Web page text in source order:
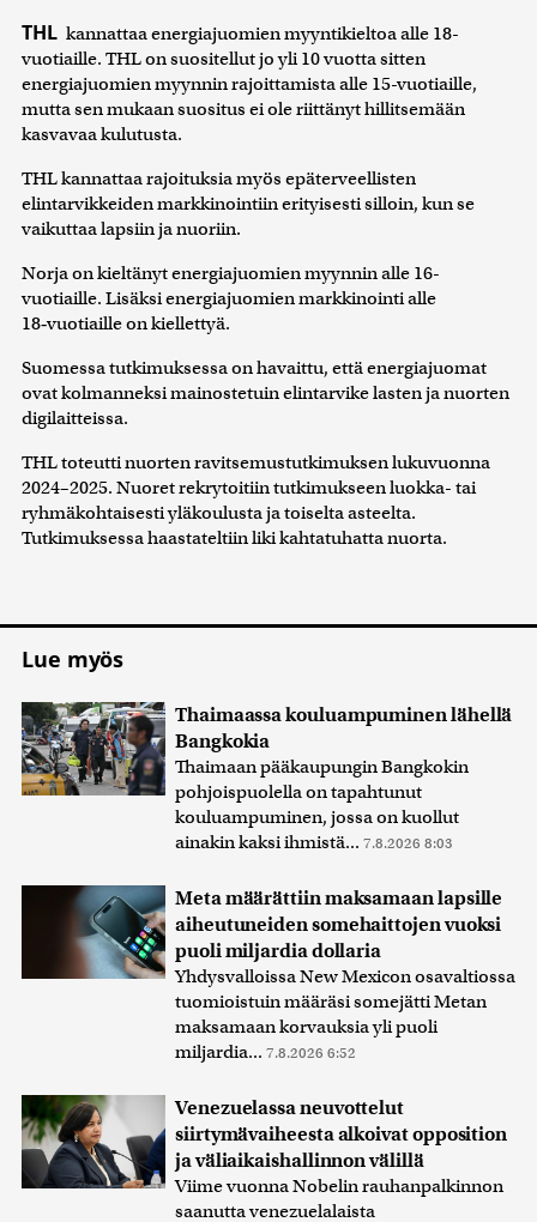
THL kannattaa energiajuomien myyntikieltoa alle 18-
vuotiaille. THL on suositellut jo yli 10 vuotta sitten
energiajuomien myynnin rajoittamista alle 15-vuotiaille,
mutta sen mukaan suositus ei ole riittänyt hillitsemään
kasvavaa kulutusta.
THL kannattaa rajoituksia myös epäterveellisten
elintarvikkeiden markkinointiin erityisesti silloin, kun se
vaikuttaa lapsiin ja nuoriin.
Norja on kieltänyt energiajuomien myynnin alle 16-
vuotiaille. Lisäksi energiajuomien markkinointi alle
18‑vuotiaille on kiellettyä.
Suomessa tutkimuksessa on havaittu, että energiajuomat
ovat kolmanneksi mainostetuin elintarvike lasten ja nuorten
digilaitteissa.
THL toteutti nuorten ravitsemustutkimuksen lukuvuonna
2024–2025. Nuoret rekrytoitiin tutkimukseen luokka- tai
ryhmäkohtaisesti yläkoulusta ja toiselta asteelta.
Tutkimuksessa haastateltiin liki kahtatuhatta nuorta.
Lue myös
Thaimaassa kouluampuminen lähellä
Bangkokia
Thaimaan pääkaupungin Bangkokin
pohjoispuolella on tapahtunut
kouluampuminen, jossa on kuollut
ainakin kaksi ihmistä... 7.8.2026 8:03
Meta määrättiin maksamaan lapsille
aiheutuneiden somehaittojen vuoksi
puoli miljardia dollaria
Yhdysvalloissa New Mexicon osavaltiossa
tuomioistuin määräsi somejätti Metan
maksamaan korvauksia yli puoli
miljardia... 7.8.2026 6:52
Venezuelassa neuvottelut
siirtymävaiheesta alkoivat opposition
ja väliaikaishallinnon välillä
Viime vuonna Nobelin rauhanpalkinnon
saanutta venezuelalaista